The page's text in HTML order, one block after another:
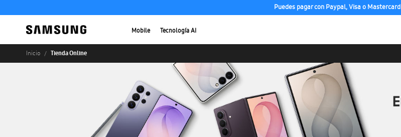
Puedes pagar con Paypal, Visa o Mastercard
Mobile Tecnología AI
Inicio Tienda Online